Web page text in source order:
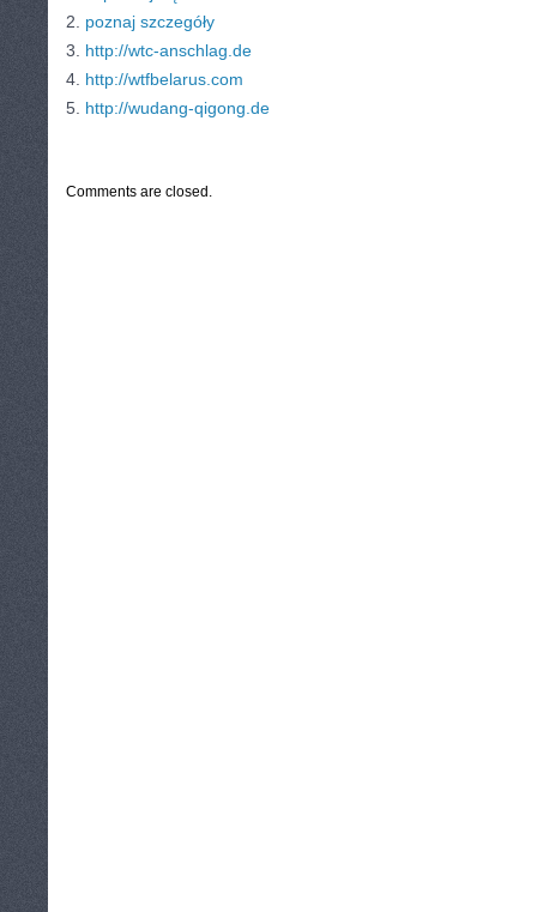
2. poznaj szczegóły
3. http://wtc-anschlag.de
4. http://wtfbelarus.com
5. http://wudang-qigong.de
Comments are closed.